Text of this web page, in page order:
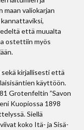
valiokarjan
että muualta
ostettiin myös
kirjallisesti että
käyttöön.
Grotenfeltin ”Savon
Kuopiossa 1898
Siellä
koko Itä- ja Sisä-